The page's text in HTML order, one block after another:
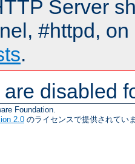
Server
#httpd,
.
disabled
Foundation.
2.0 のライセンスで提供されてい